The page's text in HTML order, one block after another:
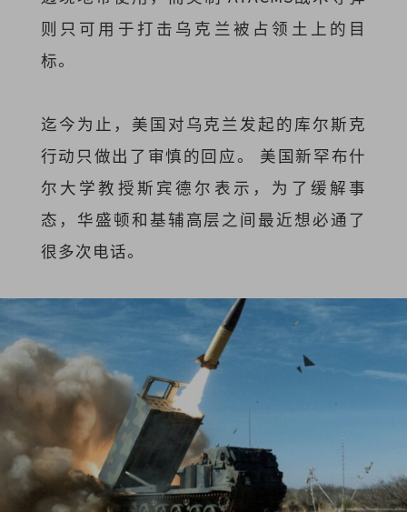
则只可用于打击乌克兰被占领土上的目
标。
迄今为止，美国对乌克兰发起的库尔斯克
行动只做出了审慎的回应。 美国新罕布什
尔大学教授斯宾德尔表示，为了缓解事
态，华盛顿和基辅高层之间最近想必通了
很多次电话。